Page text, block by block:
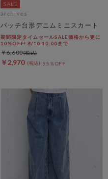
archives
パッチ台形デニムミニスカート
期間限定タイムセールSALE価格から更に
10%OFF! 8/10 10:00まで
￥2,970 55％OFF
￥6,600